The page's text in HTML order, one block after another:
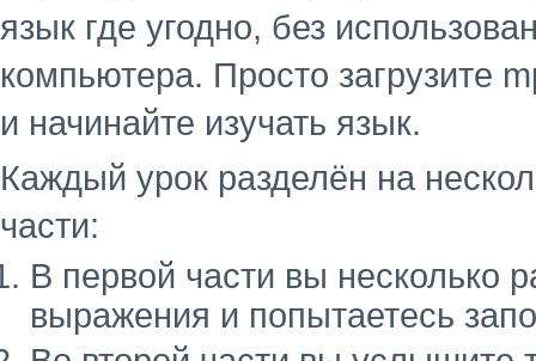
язык где угодно, без
компьютера. Просто загрузите
и начинайте изучать язык.
Каждый урок разделён на
части:
В первой части вы несколько
выражения и попытаетесь